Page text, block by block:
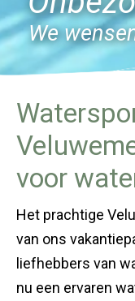
We
voor
Het prachtige
van ons
liefhebbers van
nu een ervaren